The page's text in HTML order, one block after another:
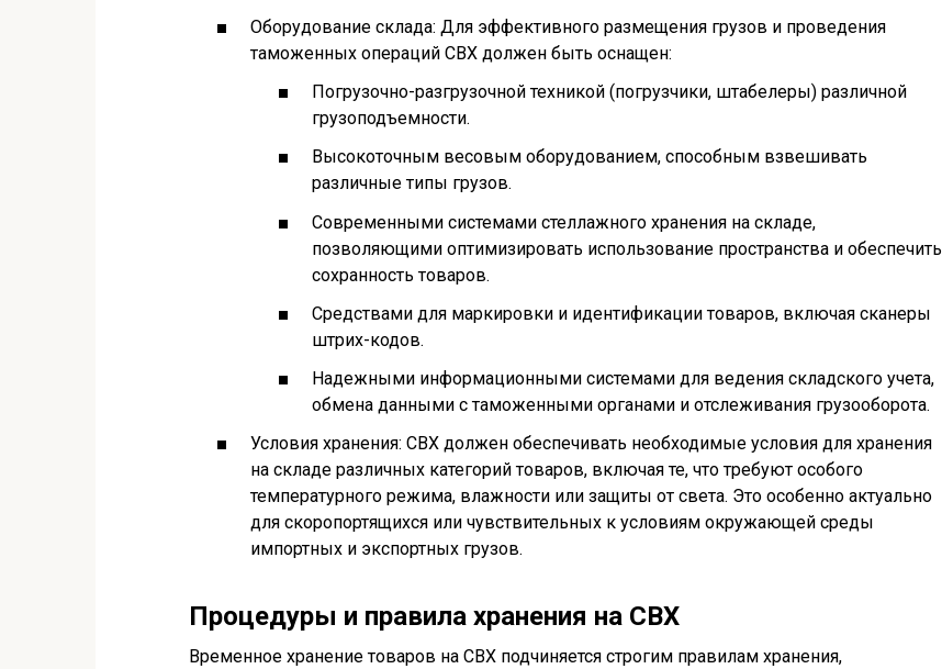
Оборудование склада: Для эффективного размещения грузов и проведения
таможенных операций СВХ должен быть оснащен:
Погрузочно-разгрузочной техникой (погрузчики, штабелеры) различной
грузоподъемности.
Высокоточным весовым оборудованием, способным взвешивать
различные типы грузов.
Современными системами стеллажного хранения на складе,
позволяющими оптимизировать использование пространства и обеспечить
сохранность товаров.
Средствами для маркировки и идентификации товаров, включая сканеры
штрих-кодов.
Надежными информационными системами для ведения складского учета,
обмена данными с таможенными органами и отслеживания грузооборота.
Условия хранения: СВХ должен обеспечивать необходимые условия для хранения
на складе различных категорий товаров, включая те, что требуют особого
температурного режима, влажности или защиты от света. Это особенно актуально
для скоропортящихся или чувствительных к условиям окружающей среды
импортных и экспортных грузов.
Процедуры и правила хранения на СВХ
Временное хранение товаров на СВХ подчиняется строгим правилам хранения,